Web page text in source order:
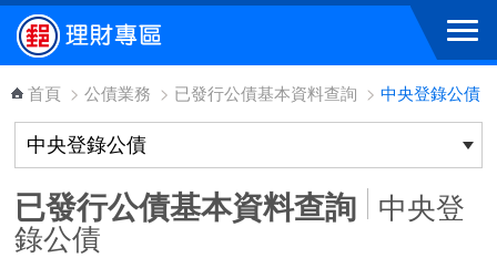
跳到主要內容區塊
首頁 > 公債業務 > 已發行公債基本資料查詢 > 中央登錄公債
已發行公債基本資料查詢 中央登
錄公債